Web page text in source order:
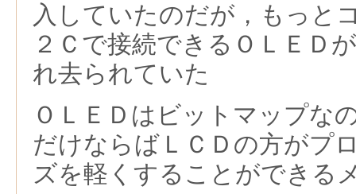
入していたのだが，もっと
２Ｃで接続できるＯＬＥＤ
れ去られていた
ＯＬＥＤはビットマップな
だけならばＬＣＤの方がプ
ズを軽くすることができる